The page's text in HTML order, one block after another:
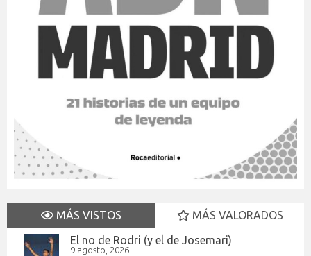
MÁS VISTOS
MÁS VALORADOS
El no de Rodri (y el de Josemari)
9 agosto, 2026